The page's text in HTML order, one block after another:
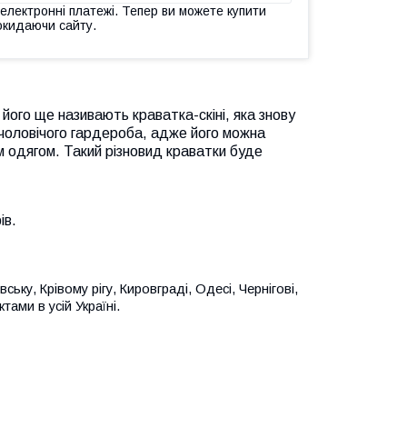
платежі. Тепер ви можете купити
сайту.
ще називають краватка-скіні, яка знову
гардероба, адже його можна
Такий різновид краватки буде
Крівому рігу, Кировграді, Одесі, Чернігові,
в усій Україні.